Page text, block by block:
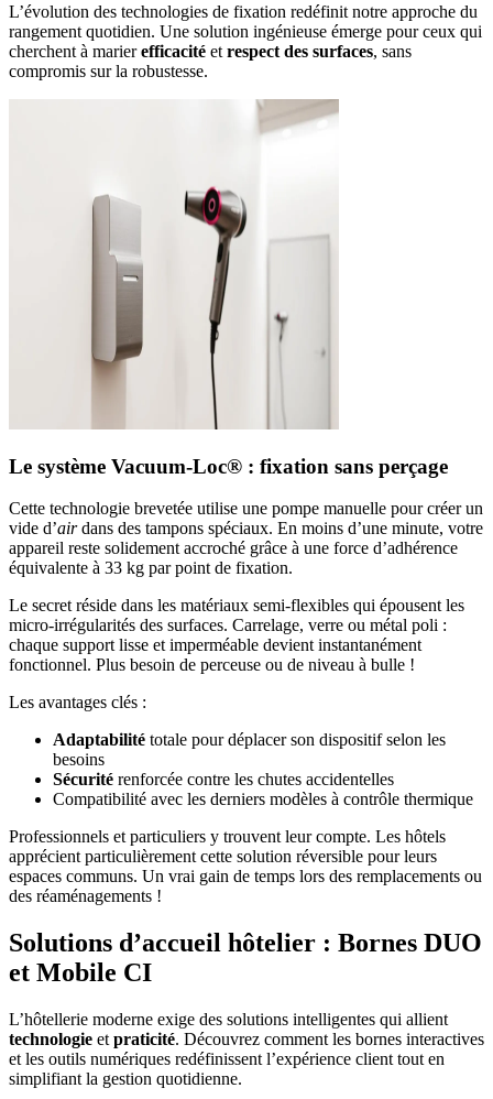
L’évolution des technologies de fixation redéfinit notre approche du
rangement quotidien. Une solution ingénieuse émerge pour ceux qui
cherchent à marierefficacité et respect des surfaces, sans
compromis sur la robustesse.
Le système Vacuum-Loc® : fixation sans perçage
Cette technologie brevetée utilise une pompe manuelle pour créer un
vide d’airdans des tampons spéciaux. En moins d’une minute, votre
appareil reste solidement accroché grâce à une force d’adhérence
équivalente à 33 kg par point de fixation.
Le secret réside dans les matériaux semi-flexibles qui épousent les
micro-irrégularités des surfaces. Carrelage, verre ou métal poli :
chaque support lisse et imperméable devient instantanément
fonctionnel. Plus besoin de perceuse ou de niveau à bulle !
Les avantages clés :
Adaptabilité totale pour déplacer son dispositif selon les
besoins
Sécurité renforcée contre les chutes accidentelles
Compatibilité avec les derniers modèles à contrôle thermique
Professionnels et particuliers y trouvent leur compte. Les hôtels
apprécient particulièrement cette solution réversible pour leurs
espaces communs. Un vrai gain de temps lors des remplacements ou
des réaménagements !
Solutions d’accueil hôtelier : Bornes DUO
et Mobile CI
L’hôtellerie moderne exige des solutions intelligentes qui allient
technologie et praticité. Découvrez comment les bornes interactives
et les outils numériques redéfinissent l’expérience client tout en
simplifiant la gestion quotidienne.